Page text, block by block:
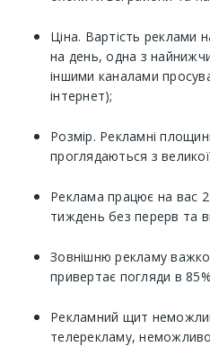
Ціна. Вартість реклами
на день, одна з
іншими каналами
інтернет);
Розмір. Рекламні
проглядаються з великої
Реклама працює на вас
тиждень без перерв та
Зовнішню рекламу
привертає погляди в
Рекламний щит
телерекламу,